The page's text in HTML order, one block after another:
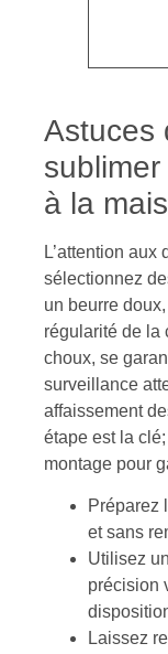
Astuces
à la
L’attention
sélectionnez
un beurre
régularité de la
choux, se
surveillance
affaissement
étape est la
montage pour
Préparez
et sans
Utilisez
précision
Laissez